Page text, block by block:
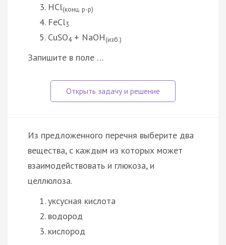
HCl(конц. р-р)
FeCl3
CuSO4+ NaOH(изб.)
Запишите в поле …
Из предложенного перечня выберите два
вещества, с каждым из которых может
взаимодействовать и глюкоза, и
целлюлоза.
уксусная кислота
водород
кислород